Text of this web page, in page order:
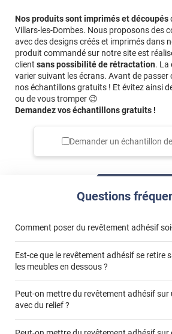
Nos produits sont imprimés et découpés
Villars-les-Dombes. Nous proposons des
avec des designs créés et imprimés dans
produit commandé sur notre site est
client sans possibilité de rétractation. La
varier suivant les écrans. Avant de passer
nos échantillons gratuits ! Et évitez ainsi
ou de vous tromper 😉
Demandez vos échantillons gratuits !
Demander un échantillon de
Questions
Comment poser du revêtement adhésif
« Comment poser un
Est-ce que le revêtement adhésif se retire
les meubles en dessous ?
Peut-on mettre du revêtement adhésif sur
avec du relief ?